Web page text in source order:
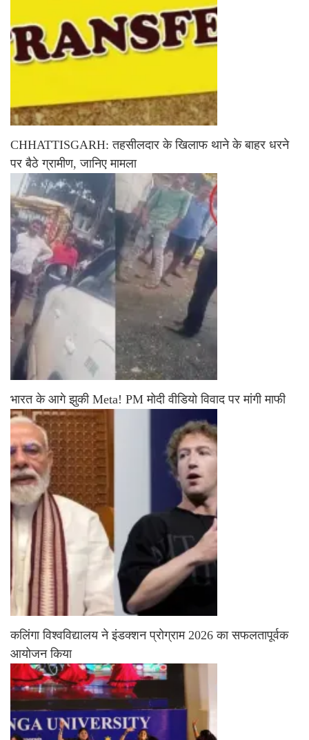
CHHATTISGARH: तहसीलदार के खिलाफ थाने के बाहर धरने
पर बैठे ग्रामीण, जानिए मामला
भारत के आगे झुकी Meta! PM मोदी वीडियो विवाद पर मांगी माफी
कलिंगा विश्वविद्यालय ने इंडक्शन प्रोग्राम 2026 का सफलतापूर्वक
आयोजन किया